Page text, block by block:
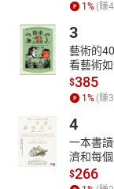
蝴蝶頓腳-4
1 % (賺4
3
藝術的
看藝術
$385
1 % (賺3
4
一本書
濟和每
$266